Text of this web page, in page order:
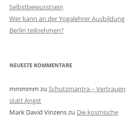
Selbstbewusstsein
Wer kann an der Yogalehrer Ausbildung
Berlin teilnehmen?
NEUESTE KOMMENTARE
mmmmm zu Schutzmantra – Vertrauen
statt Angst
Mark David Vinzenszu Die kosmische